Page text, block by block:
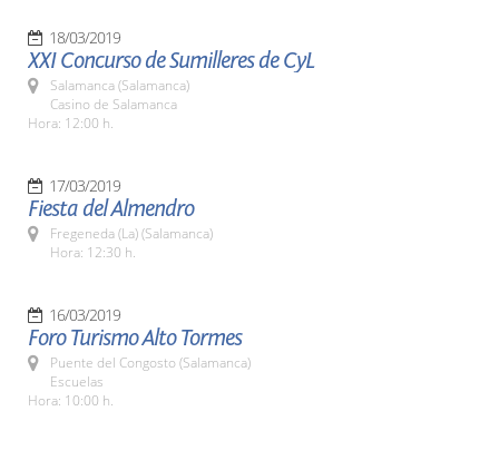
18/03/2019
XXI Concurso de Sumilleres de CyL
Salamanca (Salamanca)
Casino de Salamanca
Hora: 12:00 h.
17/03/2019
Fiesta del Almendro
Fregeneda (La) (Salamanca)
Hora: 12:30 h.
16/03/2019
Foro Turismo Alto Tormes
Puente del Congosto (Salamanca)
Escuelas
Hora: 10:00 h.